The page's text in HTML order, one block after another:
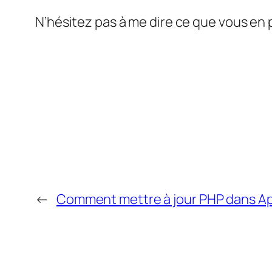
N’hésitez pas à me dire ce que vous en
← Comment mettre à jour PHP dans